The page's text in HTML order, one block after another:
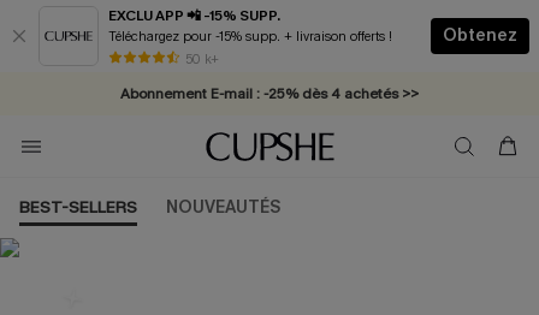
EXCLU APP 📲 -15% SUPP.
Téléchargez pour -15% supp. + livraison offerts !
50 k+
Obtenez
* Livraison éclair 2-3 jours ouvrés >>
Abonnement E-mail : -25% dès 4 achetés >>
BEST-SELLERS NOUVEAUTÉS